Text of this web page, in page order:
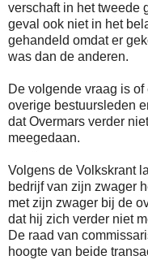
verschaft in het tweede
geval ook niet in het
gehandeld omdat er
was dan de anderen.
De volgende vraag is
overige bestuursleden
dat Overmars verder
meegedaan.
Volgens de Volkskrant
bedrijf van zijn zwager
met zijn zwager bij de
dat hij zich verder niet
De raad van
hoogte van beide